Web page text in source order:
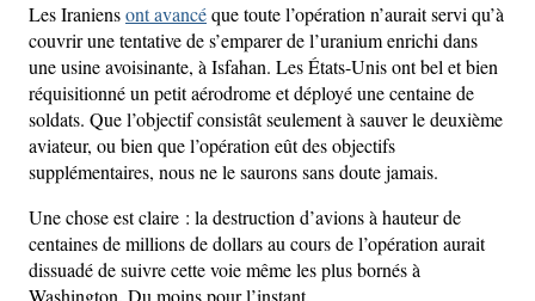
Les Iraniensont avancéque toute l’opération n’aurait servi qu’à
couvrir une tentative de s’emparer de l’uranium enrichi dans
une usine avoisinante, à Isfahan. Les États-Unis ont bel et bien
réquisitionné un petit aérodrome et déployé une centaine de
soldats. Que l’objectif consistât seulement à sauver le deuxième
aviateur, ou bien que l’opération eût des objectifs
supplémentaires, nous ne le saurons sans doute jamais.
Une chose est claire : la destruction d’avions à hauteur de
centaines de millions de dollars au cours de l’opération aurait
dissuadé de suivre cette voie même les plus bornés à
Washington. Du moins pour l’instant.